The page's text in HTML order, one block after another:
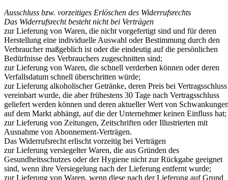
Ausschluss bzw. vorzeitiges Erlöschen des Widerrufsrechts
Das Widerrufsrecht besteht nicht bei Verträgen
zur Lieferung von Waren, die nicht vorgefertigt sind und für deren
Herstellung eine individuelle Auswahl oder Bestimmung durch den
Verbraucher maßgeblich ist oder die eindeutig auf die persönlichen
Bedürfnisse des Verbrauchers zugeschnitten sind;
zur Lieferung von Waren, die schnell verderben können oder deren
Verfallsdatum schnell überschritten würde;
zur Lieferung alkoholischer Getränke, deren Preis bei Vertragsschluss
vereinbart wurde, die aber frühestens 30 Tage nach Vertragsschluss
geliefert werden können und deren aktueller Wert von
auf dem Markt abhängt, auf die der Unternehmer keinen Einfluss hat;
zur Lieferung von Zeitungen, Zeitschriften oder Illustrierten mit
Ausnahme von Abonnement-Verträgen.
Das Widerrufsrecht erlischt vorzeitig bei Verträgen
zur Lieferung versiegelter Waren, die aus Gründen des
Gesundheitsschutzes oder der Hygiene nicht zur Rückgabe geeignet
sind, wenn ihre Versiegelung nach der Lieferung entfernt wurde;
zur Lieferung von Waren, wenn diese nach der Lieferung auf Grund